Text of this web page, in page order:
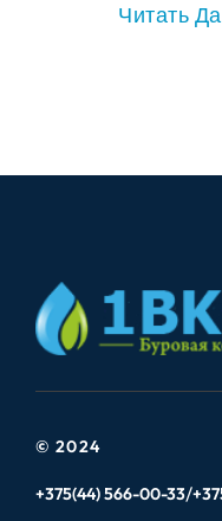
Читать
© 2024
+375(44) 566-00-33